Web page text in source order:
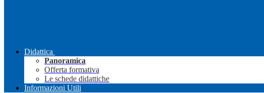
Didattica
Panoramica
Offerta formativa
Le schede didattiche
Informazioni Utili